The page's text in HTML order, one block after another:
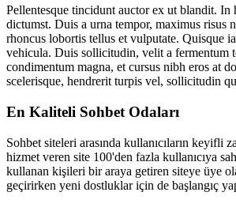
Pellentesque tincidunt auctor ex ut blandit. In
dictumst. Duis a urna tempor, maximus risus
rhoncus lobortis tellus et vulputate. Quisque
vehicula. Duis sollicitudin, velit a fermentum
condimentum magna, et cursus nibh eros at
scelerisque, hendrerit turpis vel, sollicitudin
En Kaliteli Sohbet Odaları
Sohbet siteleri arasında kullanıcıların keyifli
hizmet veren site 100'den fazla kullanıcıya
kullanan kişileri bir araya getiren siteye üye
geçirirken yeni dostluklar için de başlangıç